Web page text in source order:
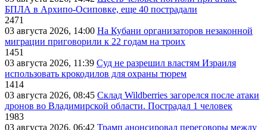
БПЛА в Архипо-Осиповке, еще 40 пострадали
2471
03 августа 2026, 14:00 На Кубани организаторов незаконной
миграции приговорили к 22 годам на троих
1451
03 августа 2026, 11:39 Суд не разрешил властям Израиля
использовать крокодилов для охраны тюрем
1414
03 августа 2026, 08:45 Склад Wildberries загорелся после атаки
дронов во Владимирской области. Пострадал 1 человек
1983
03 августа 2026, 06:42 Трамп анонсировал переговоры между